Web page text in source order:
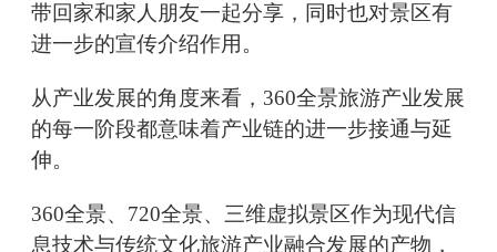
带回家和家人朋友一起分享，同时也对景区有
进一步的宣传介绍作用。
从产业发展的角度来看，360全景旅游产业发展
的每一阶段都意味着产业链的进一步接通与延
伸。
360全景、720全景、三维虚拟景区作为现代信
息技术与传统文化旅游产业融合发展的产物，